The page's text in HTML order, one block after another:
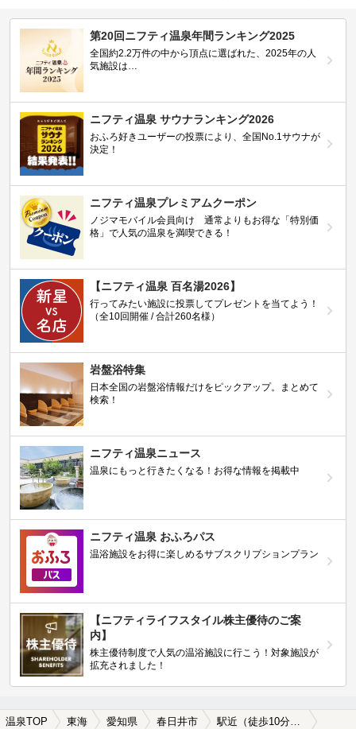
第20回ニフティ温泉年間ランキング2025
全国約2.2万件の中から頂点に選ばれた、2025年の人
気施設は…
ニフティ温泉 サウナランキング2026
おふろ好きユーザーの投票により、全国No.1サウナが
決定！
ニフティ温泉プレミアムクーポン
ノジマモバイル会員向け 通常よりもお得な「特別価
格」で人気の温泉を満喫できる！
【ニフティ温泉 百名湯2026】
行ってみたい施設に投票してプレゼントを当てよう！
（全10回開催 / 合計260名様）
岩盤浴特集
日本全国の岩盤浴情報だけをピックアップ。まとめて
検索！
ニフティ温泉ニュース
温泉にもっと行きたくなる！お得な情報を掲載中
ニフティ温泉 おふろパス
温浴施設をお得に楽しめるサブスクリプションプラン
【ニフティライフスタイル株主優待のご案
内】
株主優待制度で人気の温浴施設に行こう！対象施設が
拡充されました！
温泉TOP 東海 愛知県 春日井市 駅近（徒歩10分以内）の春日井市の温泉、日帰り温泉、スーパー銭湯おすすめ